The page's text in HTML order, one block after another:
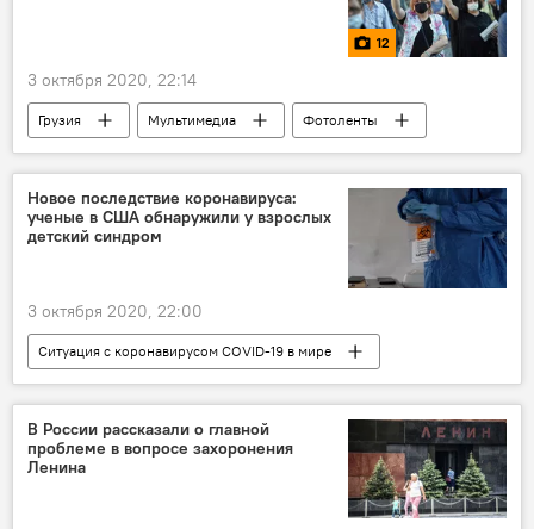
12
3 октября 2020, 22:14
Грузия Мультимедиа
Фотоленты
Альянс патриотов
Альянс патриотов Грузии
фотография
новости в фотографиях
Парламентские выборы в Грузии 2020
Новое последствие коронавируса:
ученые в США обнаружили у взрослых
детский синдром
3 октября 2020, 22:00
Ситуация с коронавирусом COVID-19 в мире
Наука
В мире
НОВОСТИ
Коронавирус COVID-19
США
Ученые
В России рассказали о главной
проблеме в вопросе захоронения
Ленина